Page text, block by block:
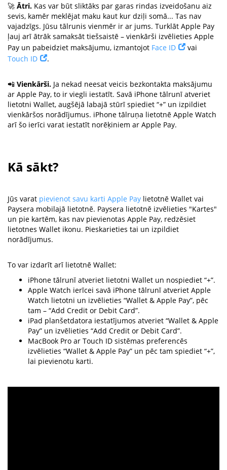
🚀 Ātri. Kas var būt sliktāks par garas rindas izveidošanu aiz
sevis, kamēr meklējat maku kaut kur dziļi somā... Tas nav
vajadzīgs. Jūsu tālrunis vienmēr ir ar jums. Turklāt Apple Pay
ļauj arī ātrāk samaksāt tiešsaistē – vienkārši izvēlieties Apple
Pay un pabeidziet maksājumu, izmantojot Face ID
vai
Touch ID
.
📲 Vienkārši. Ja nekad neesat veicis bezkontakta maksājumu
ar Apple Pay, to ir viegli iestatīt. Savā iPhone tālrunī atveriet
lietotni Wallet, augšējā labajā stūrī spiediet “+” un izpildiet
vienkāršos norādījumus. iPhone tālruņa lietotnē Apple Watch
arī šo ierīci varat iestatīt norēķiniem ar Apple Pay.
Kā sākt?
Jūs varat pievienot savu karti Apple Pay lietotnē Wallet vai
Paysera mobilajā lietotnē. Paysera lietotnē izvēlieties "Kartes"
un pie kartēm, kas nav pievienotas Apple Pay, redzēsiet
lietotnes Wallet ikonu. Pieskarieties tai un izpildiet
norādījumus.
To var izdarīt arī lietotnē Wallet:
iPhone tālrunī atveriet lietotni Wallet un nospiediet “+”.
Apple Watch ierīcei savā iPhone tālrunī atveriet Apple
Watch lietotni un izvēlieties “Wallet & Apple Pay”, pēc
tam – “Add Credit or Debit Card”.
iPad planšetdatora iestatījumos atveriet “Wallet & Apple
Pay” un izvēlieties “Add Credit or Debit Card”.
MacBook Pro ar Touch ID sistēmas preferencēs
izvēlieties “Wallet & Apple Pay” un pēc tam spiediet “+”,
lai pievienotu karti.